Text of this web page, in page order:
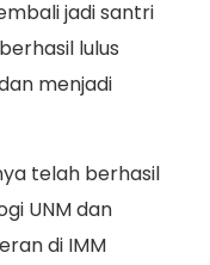
jadi santri
lulus
menjadi
telah berhasil
UNM dan
di IMM